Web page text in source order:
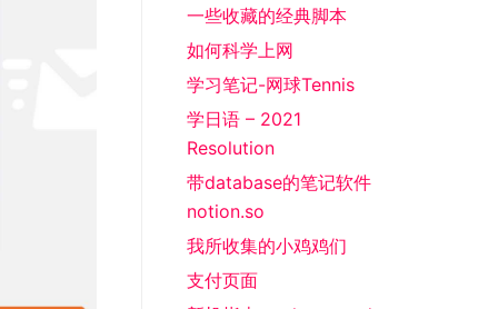
一些收藏的经典脚本
如何科学上网
学习笔记-网球Tennis
学日语 – 2021
Resolution
带database的笔记软件
notion.so
我所收集的小鸡鸡们
支付页面